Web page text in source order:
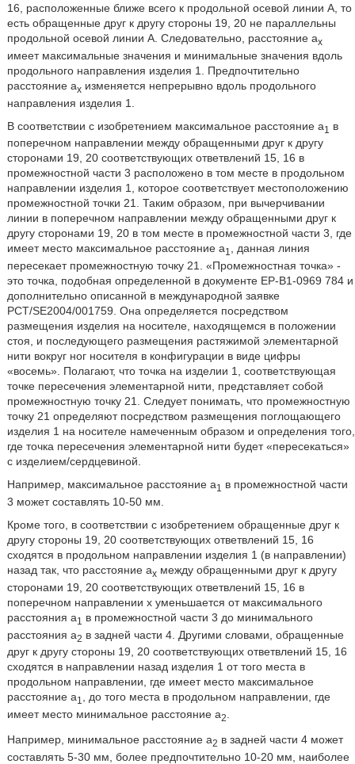
16, расположенные ближе всего к продольной осевой линии А, то
есть обращенные друг к другу стороны 19, 20 не параллельны
продольной осевой линии А. Следовательно, расстояние ах
имеет максимальные значения и минимальные значения вдоль
продольного направления изделия 1. Предпочтительно
расстояние ахизменяется непрерывно вдоль продольного
направления изделия 1.
В соответствии с изобретением максимальное расстояние а1
в
поперечном направлении между обращенными друг к другу
сторонами 19, 20 соответствующих ответвлений 15, 16 в
промежностной части 3 расположено в том месте в продольном
направлении изделия 1, которое соответствует местоположению
промежностной точки 21. Таким образом, при вычерчивании
линии в поперечном направлении между обращенными друг к
другу сторонами 19, 20 в том месте в промежностной части 3, где
имеет место максимальное расстояние а1 , данная линия
пересекает промежностную точку 21. «Промежностная точка» -
это точка, подобная определенной в документе ЕР-В1-0969 784 и
дополнительно описанной в международной заявке
РСТ/SE2004/001759. Она определяется посредством
размещения изделия на носителе, находящемся в положении
стоя, и последующего размещения растяжимой элементарной
нити вокруг ног носителя в конфигурации в виде цифры
«восемь». Полагают, что точка на изделии 1, соответствующая
точке пересечения элементарной нити, представляет собой
промежностную точку 21. Следует понимать, что промежностную
точку 21 определяют посредством размещения поглощающего
изделия 1 на носителе намеченным образом и определения того,
где точка пересечения элементарной нити будет «пересекаться»
с изделием/сердцевиной.
Например, максимальное расстояние а1
в промежностной части
3 может составлять 10-50 мм.
Кроме того, в соответствии с изобретением обращенные друг к
другу стороны 19, 20 соответствующих ответвлений 15, 16
сходятся в продольном направлении изделия 1 (в направлении)
назад так, что расстояние ахмежду обращенными друг к другу
сторонами 19, 20 соответствующих ответвлений 15, 16 в
поперечном направлении x уменьшается от максимального
расстояния а1
в промежностной части 3 до минимального
расстояния а2 в задней части 4. Другими словами, обращенные
друг к другу стороны 19, 20 соответствующих ответвлений 15, 16
сходятся в направлении назад изделия 1 от того места в
продольном направлении, где имеет место максимальное
расстояние а1 , до того места в продольном направлении, где
имеет место минимальное расстояние а2
Например, минимальное расстояние а2 в задней части 4 может
составлять 5-30 мм, более предпочтительно 10-20 мм, наиболее